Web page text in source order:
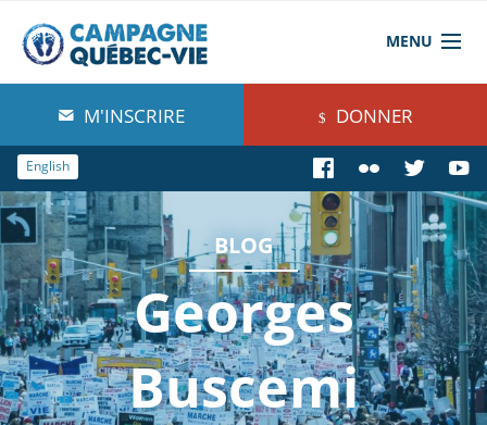
MENU
À propos de nous
Blog
Comprendre
Agir
Boutique
M'INSCRIRE DONNER
English
BLOG
Georges
Buscemi